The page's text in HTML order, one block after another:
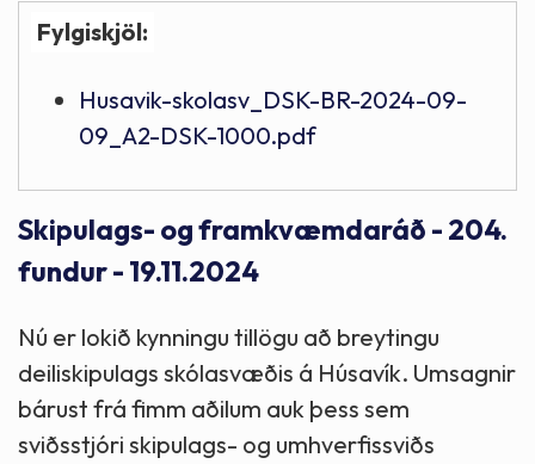
Fylgiskjöl:
Husavik-skolasv_DSK-BR-2024-09-
09_A2-DSK-1000.pdf
Skipulags- og framkvæmdaráð - 204.
fundur - 19.11.2024
Nú er lokið kynningu tillögu að breytingu
deiliskipulags skólasvæðis á Húsavík. Umsagnir
bárust frá fimm aðilum auk þess sem
sviðsstjóri skipulags- og umhverfissviðs